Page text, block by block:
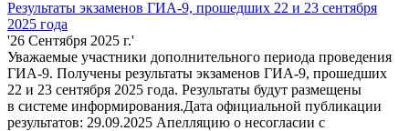
Результаты экзаменов ГИА-9, прошедших 22 и 23 сентября
2025 года
'26 Сентября 2025 г.'
Уважаемые участники дополнительного периода проведения
ГИА-9. Получены результаты экзаменов ГИА-9, прошедших
22 и 23 сентября 2025 года. Результаты будут размещены
в системе информирования.Дата официальной публикации
результатов: 29.09.2025 Апелляцию о несогласии с